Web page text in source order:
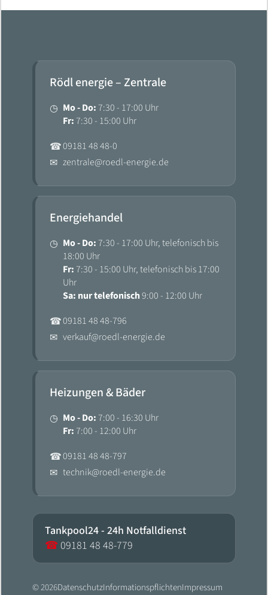
Rödl energie – Zentrale
◷ Mo - Do: 7:30 - 17:00 Uhr
Fr: 7:30 - 15:00 Uhr
☎09181 48 48-0
✉ zentrale@roedl-energie.de
Energiehandel
◷ Mo - Do: 7:30 - 17:00 Uhr, telefonisch bis
18:00 Uhr
Fr: 7:30 - 15:00 Uhr, telefonisch bis 17:00
Uhr
Sa: nur telefonisch9:00 - 12:00 Uhr
☎09181 48 48-796
✉ verkauf@roedl-energie.de
Heizungen & Bäder
◷ Mo - Do: 7:00 - 16:30 Uhr
Fr: 7:00 - 12:00 Uhr
☎09181 48 48-797
✉ technik@roedl-energie.de
Tankpool24 - 24h Notfalldienst
☎ 09181 48 48-779
© 2026DatenschutzInformationspflichtenImpressum